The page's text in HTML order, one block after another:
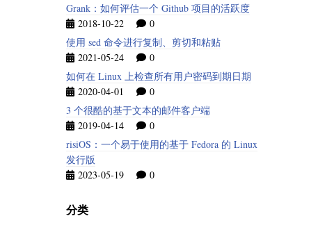
Grank：如何评估一个 Github 项目的活跃度
2018-10-22
0
使用 sed 命令进行复制、剪切和粘贴
2021-05-24
0
如何在 Linux 上检查所有用户密码到期日期
2020-04-01
0
3 个很酷的基于文本的邮件客户端
2019-04-14
0
risiOS：一个易于使用的基于 Fedora 的 Linux
发行版
2023-05-19
0
分类